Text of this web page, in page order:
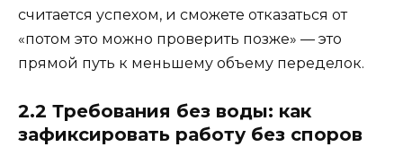
считается успехом, и сможете отказаться от
«потом это можно проверить позже» — это
прямой путь к меньшему объему переделок.
2.2 Требования без воды: как
зафиксировать работу без споров